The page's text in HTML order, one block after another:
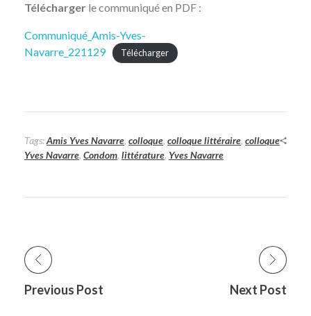
Télécharger le communiqué en PDF :
Communiqué_Amis-Yves-
Navarre_221129
Télécharger
Tags:Amis Yves Navarre, colloque, colloque littéraire, colloque
Yves Navarre, Condom, littérature, Yves Navarre
Previous Post Next Post